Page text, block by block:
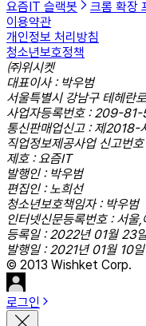
요즘IT 슬랙봇
크롬 확장
이용약관
개인정보 처리방침
청소년보호정책
㈜위시켓
대표이사 : 박우범
서울특별시 강남구 테헤란
사업자등록번호 : 209-
통신판매업신고 : 제
직업정보제공사업 신고
제호 : 요즘IT
발행인 : 박우범
편집인 : 노희선
청소년보호책임자 : 박우범
인터넷신문등록번호 : 서
등록일 : 2022년 01월 23
발행일 : 2021년 01월 10일
© 2013 Wishket Corp.
로그인